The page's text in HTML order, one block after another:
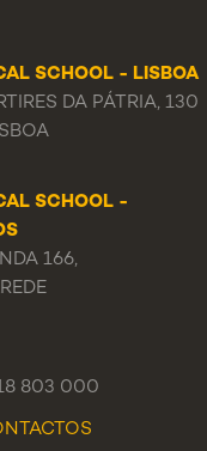
SCHOOL - LISBOA
DA PÁTRIA, 130
SCHOOL -
166,
803 000